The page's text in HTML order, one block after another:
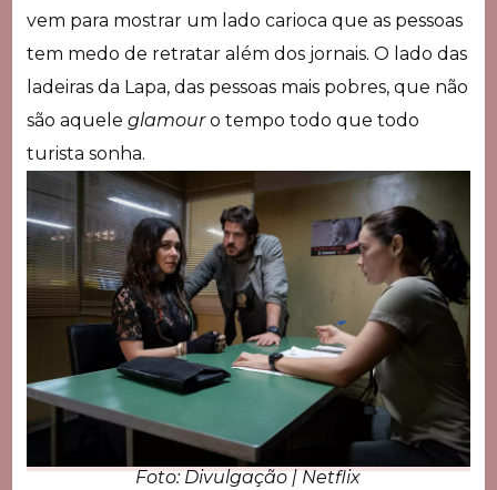
vem para mostrar um lado carioca que as pessoas
tem medo de retratar além dos jornais. O lado das
ladeiras da Lapa, das pessoas mais pobres, que não
são aquele glamouro tempo todo que todo
turista sonha.
Foto: Divulgação | Netflix